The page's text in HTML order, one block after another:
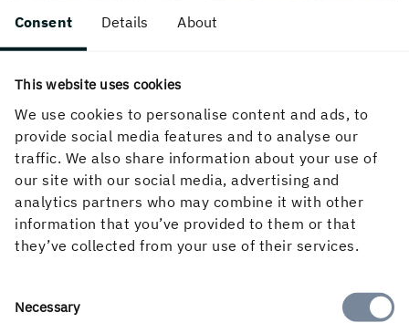
Consent Details About
This website uses cookies
We use cookies to personalise content and ads, to
provide social media features and to analyse our
traffic. We also share information about your use of
our site with our social media, advertising and
analytics partners who may combine it with other
information that you’ve provided to them or that
they’ve collected from your use of their services.
Consent
Necessary
Utveckling och karriär – flera vägar framåt
På Holmen vill vi att människor skakunna växa. Ulf är
själv ett exempel – han har haftsju olika roller i
företaget. Intern rörlighet uppmuntras och nya
uppskattad. Vi använder
interna arbetssätt och verktyg